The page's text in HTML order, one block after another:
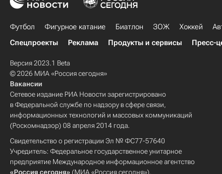
Футбол Фигурное катание Биатлон ЗОЖ Хоккей
Спецпроекты
Реклама Продукты и сервисы Пресс-
Версия 2023.1 Beta
© 2026 МИА «Россия сегодня»
Вакансии
Сетевое издание РИА Новости зарегистрировано
в Федеральной службе по надзору в сфере связи,
информационных технологий и массовых коммуникаций
(Роскомнадзор) 08 апреля 2014 года.
Свидетельство о регистрации Эл № ФС77-57640
Учредитель: Федеральное государственное унитарное
предприятие Международное информационное агентство
«Россия сегодня» (МИА «Россия сегодня»).